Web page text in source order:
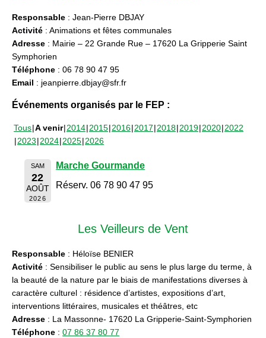
Responsable : Jean-Pierre DBJAY
Activité : Animations et fêtes communales
Adresse : Mairie – 22 Grande Rue – 17620 La Gripperie Saint
Symphorien
Téléphone : 06 78 90 47 95
Email : jeanpierre.dbjay@sfr.fr
Événements organisés par le FEP :
Tous A venir 2014 2015 2016 2017 2018 2019 2020 2022
2023 2024 2025 2026
SAM
22
AOÛT
2026
Marche Gourmande
Réserv. 06 78 90 47 95
Les Veilleurs de Vent
Responsable : Héloïse BENIER
Activité : Sensibiliser le public au sens le plus large du terme, à
la beauté de la nature par le biais de manifestations diverses à
caractère culturel : résidence d’artistes, expositions d’art,
interventions littéraires, musicales et théâtres, etc
Adresse : La Massonne- 17620 La Gripperie-Saint-Symphorien
Téléphone : 07 86 37 80 77